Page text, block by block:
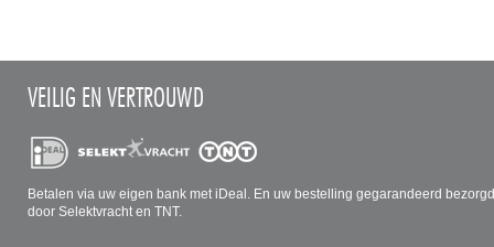
VEILIG EN VERTROUWD
Betalen via uw eigen bank met iDeal. En uw bestelling gegarandeerd
door Selektvracht en TNT.